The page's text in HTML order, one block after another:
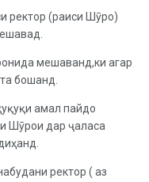
ректор (раиси Шӯро)
мешаванд,ки агар
бошанд.
амал пайдо
Шӯрои дар ҷаласа
ректор ( аз